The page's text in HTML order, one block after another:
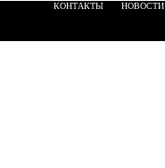
КОНТАКТЫ НОВОСТИ